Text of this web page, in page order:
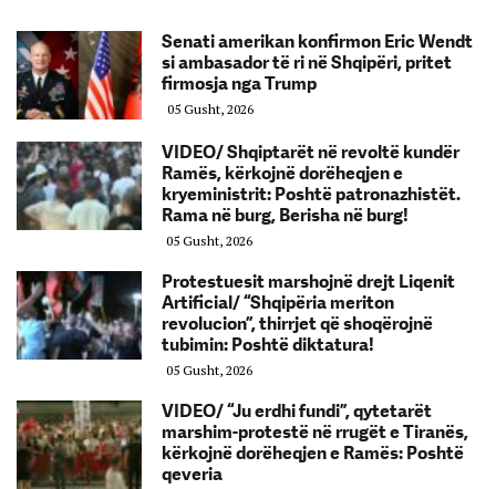
Senati amerikan konfirmon Eric Wendt
si ambasador të ri në Shqipëri, pritet
firmosja nga Trump
05 Gusht, 2026
VIDEO/ Shqiptarët në revoltë kundër
Ramës, kërkojnë dorëheqjen e
kryeministrit: Poshtë patronazhistët.
Rama në burg, Berisha në burg!
05 Gusht, 2026
Protestuesit marshojnë drejt Liqenit
Artificial/ “Shqipëria meriton
revolucion”, thirrjet që shoqërojnë
tubimin: Poshtë diktatura!
05 Gusht, 2026
VIDEO/ “Ju erdhi fundi”, qytetarët
marshim-protestë në rrugët e Tiranës,
kërkojnë dorëheqjen e Ramës: Poshtë
qeveria